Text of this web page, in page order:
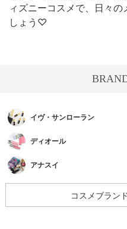
ィズニーコスメで、日々
しょう♡
イヴ・サンローラン
ディオール
アナスイ
コスメブラン